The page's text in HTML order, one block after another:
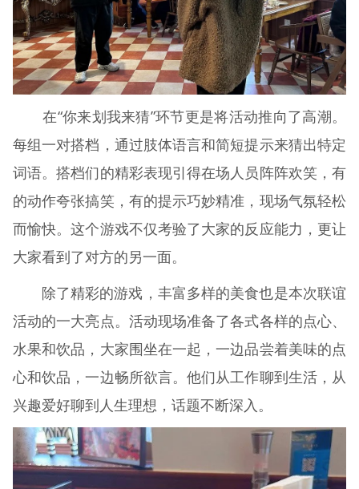
在“你来划我来猜”环节更是将活动推向了高潮。
每组一对搭档，通过肢体语言和简短提示来猜出特定
词语。搭档们的精彩表现引得在场人员阵阵欢笑，有
的动作夸张搞笑，有的提示巧妙精准，现场气氛轻松
而愉快。这个游戏不仅考验了大家的反应能力，更让
大家看到了对方的另一面。
除了精彩的游戏，丰富多样的美食也是本次联谊
活动的一大亮点。活动现场准备了各式各样的点心、
水果和饮品，大家围坐在一起，一边品尝着美味的点
心和饮品，一边畅所欲言。他们从工作聊到生活，从
兴趣爱好聊到人生理想，话题不断深入。